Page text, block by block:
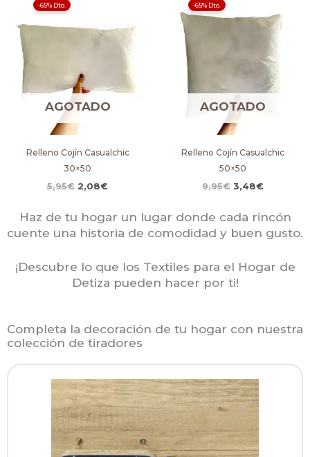
AGOTADO
-65% Dto.
Relleno Cojín Casualchic
30×50
5,95€
era:
2,08€
es:
AGOTADO
-65% Dto.
Relleno Cojín Casualchic
50×50
9,95€
original
3,48€
actual
3,48€.
Haz de tu hogar un lugar donde cada rincón
cuente una historia de comodidad y buen gusto.
¡Descubre lo que los Textiles para el Hogar de
Detiza pueden hacer por ti!
Completa la decoración de tu hogar con nuestra
colección de tiradores